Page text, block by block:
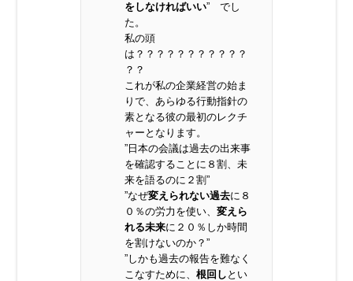
をしなければいい” でし
た。
私の頭
は？？？？？？？？？？？
？？
これが私の企業経営の始ま
りで、あらゆる行動指針の
素となる彼の最初のレクチ
ャーとなります。
”日本の会議は過去の出来事
を確認することに８割、未
来を語るのに２割”
”なぜ変えられない過去に８
０％の労力を使い、 変えら
れる未来に２０％しか時間
を割けないのか？”
”しかも過去の報告を難なく
こなすために、 根回し とい